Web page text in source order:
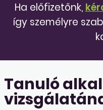
Ha előfizetőnk,
így személyre
Tanuló